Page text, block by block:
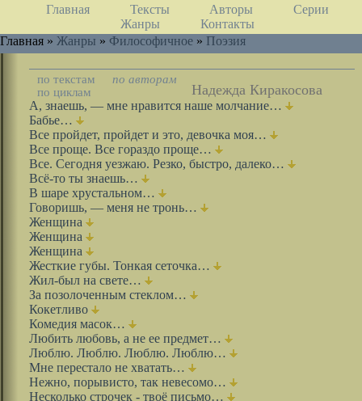
Главная Тексты Авторы
Серии
Жанры
Контакты
Главная » Жанры » Философичное » Поэзия
по текстам
по авторам
по циклам
Надежда Киракосова
А, знаешь, — мне нравится наше молчание…
Бабье…
Все пройдет, пройдет и это, девочка моя…
Все проще. Все гораздо проще…
Все. Сегодня уезжаю. Резко, быстро, далеко…
Всё-то ты знаешь…
В шаре хрустальном…
Говоришь, — меня не тронь…
Женщина
Женщина
Женщина
Жесткие губы. Тонкая сеточка…
Жил-был на свете…
За позолоченным стеклом…
Кокетливо
Комедия масок…
Любить любовь, а не ее предмет…
Люблю. Люблю. Люблю. Люблю…
Мне перестало не хватать…
Нежно, порывисто, так невесомо…
Несколько строчек - твоё письмо…